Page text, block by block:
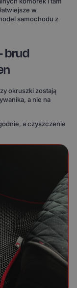
w
samochodu z
brud
okruszki zostają
a nie na
a czyszczenie